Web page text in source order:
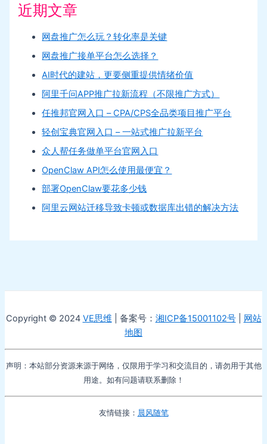
近期文章
网盘推广怎么玩？转化率是关键
网盘推广接单平台怎么选择？
AI时代的建站，更要侧重提供情绪价值
阿里千问APP推广拉新流程（不限推广方式）
任推邦官网入口 – CPA/CPS全品类项目推广平台
轻创宝典官网入口 – 一站式推广拉新平台
众人帮任务做单平台官网入口
OpenClaw API怎么使用最便宜？
部署OpenClaw要花多少钱
阿里云网站迁移导致卡顿或数据库出错的解决方法
Copyright © 2024 VE思维 | 备案号： 湘ICP备15001102号| 网站
地图
声明：本站部分资源来源于网络，仅限用于学习和交流目的，请勿用于其他
用途。如有问题请联系删除！
友情链接： 晨风随笔